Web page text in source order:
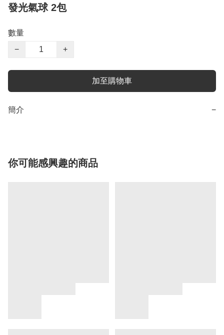
發光氣球 2包
數量
−
+
加至購物車
簡介 −
你可能感興趣的商品